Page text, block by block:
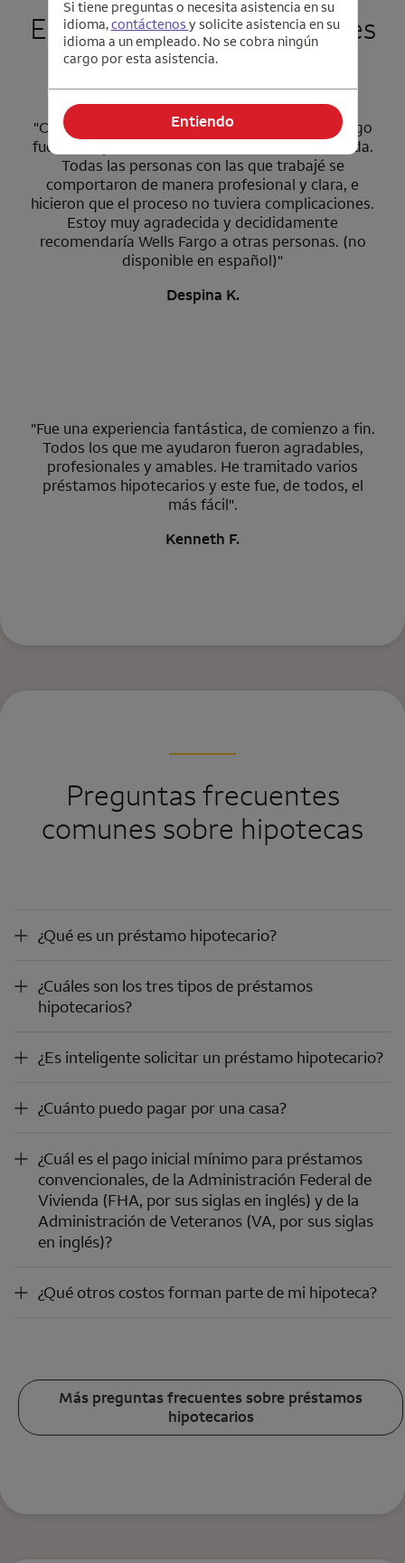
Escuche a nuestros clientes
"Obtener un préstamo hipotecario de
Wells Fargo
fue una experiencia extraordinariamente cómoda.
Todas las personas con las que trabajé se
comportaron de manera profesional y clara, e
hicieron que el proceso no tuviera complicaciones.
Estoy muy agradecida y decididamente
recomendaría Wells Fargo a otras personas. (no
disponible en español)"
Despina K.
"Fue una experiencia fantástica, de comienzo a fin.
Todos los que me ayudaron fueron agradables,
profesionales y amables. He tramitado varios
préstamos hipotecarios y este fue, de todos, el
más fácil".
Kenneth F.
Preguntas frecuentes
comunes sobre hipotecas
¿Qué es un préstamo hipotecario?
¿Qué es un préstamo hipotecario?
¿Cuáles son los tres tipos de préstamos hipotecarios?
¿Cuáles son los tres tipos de préstamos
hipotecarios?
¿Es inteligente solicitar un préstamo hipotecario?
¿Es inteligente solicitar un préstamo hipotecario?
¿Cuánto puedo pagar por una casa?
¿Cuánto puedo pagar por una casa?
¿Cuál es el pago inicial mínimo para préstamos convencionales, de la Administración Federal de Vivienda (FHA, por sus siglas en inglés) y de la Administración de Veteranos (VA, por sus siglas en inglés)?
¿Cuál es el pago inicial mínimo para préstamos
convencionales, de la Administración Federal de
Vivienda (FHA, por sus siglas en inglés) y de la
Administración de Veteranos (VA, por sus siglas
en inglés)?
¿Qué otros costos forman parte de mi hipoteca?
¿Qué otros costos forman parte de mi hipoteca?
Más preguntas frecuentes sobre préstamos
hipotecarios
Si tiene preguntas o necesita asistencia en su
idioma,contáctenosy solicite asistencia en su
idioma a un empleado. No se cobra ningún
cargo por esta asistencia.
Entiendo